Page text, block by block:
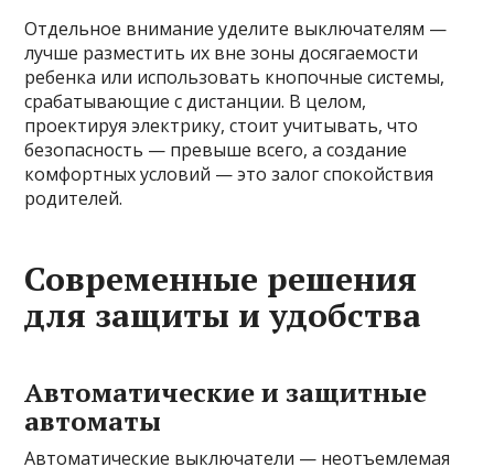
Отдельное внимание уделите выключателям —
лучше разместить их вне зоны досягаемости
ребенка или использовать кнопочные системы,
срабатывающие с дистанции. В целом,
проектируя электрику, стоит учитывать, что
безопасность — превыше всего, а создание
комфортных условий — это залог спокойствия
родителей.
Современные решения
для защиты и удобства
Автоматические и защитные
автоматы
Автоматические выключатели — неотъемлемая